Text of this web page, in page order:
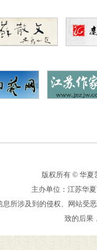
版权所有 © 华夏
主办单位：江苏华
息所涉及到的侵权、网站受
致的后果